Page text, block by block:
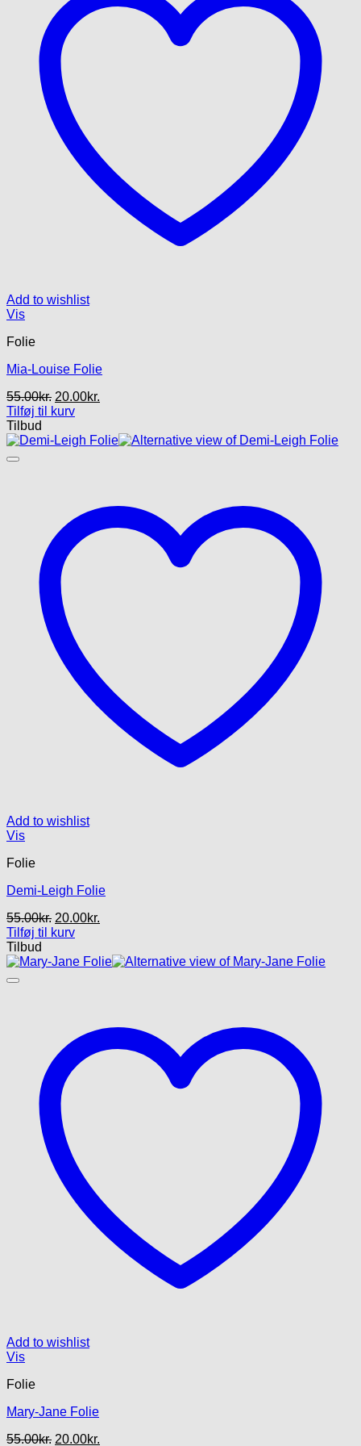
Add to wishlist
Vis
Folie
Mia-Louise Folie
55.00kr. Den
oprindelige
var:
20.00kr.
er:
Tilføj til kurv
Tilbud
Add to wishlist
Vis
Folie
Demi-Leigh Folie
55.00kr. Den
oprindelige
var:
20.00kr.
er:
Tilføj til kurv
Tilbud
Add to wishlist
Vis
Folie
Mary-Jane Folie
55.00kr. Den
20.00kr.